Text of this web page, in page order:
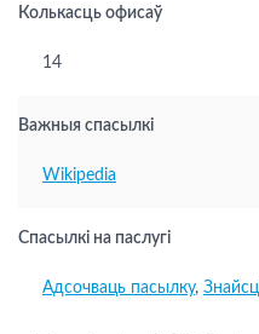
Колькасць офисаў
14
Важныя спасылкі
Wikipedia
Спасылкі на паслугі
Адсочваць пасылку,